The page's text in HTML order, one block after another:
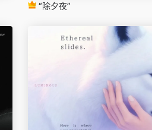
“除夕夜”